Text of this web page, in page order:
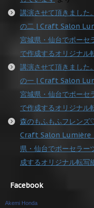
講演させて頂きました
の二 | Craft Salon
宮城県・仙台でポーセ
で作成するオリジナル
講演させて頂きました
の一 | Craft Salon
宮城県・仙台でポーセ
で作成するオリジナル
森のもふもふフレン
Craft Salon Lumière
県・仙台でポーセラー
成するオリジナル転写
Facebook
Akemi Honda